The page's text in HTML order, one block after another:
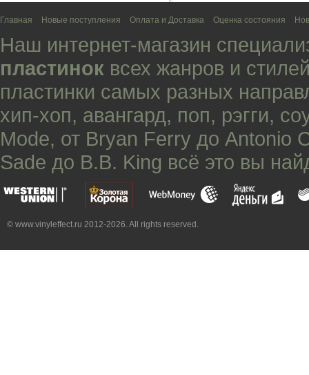
Главная Новые поступления Оплата и Доставка Оценка состояния
Наш интернет-магазин
пластинок всех жанров и
пластинки самых разных
хип-хоп, авангард, поп, рэгги,
Mode, от Bryan Ferry до Antonio
Sade до B.B. King всё это вы
© www.vinyleffect.ru 2012-2026. All rights reserved.